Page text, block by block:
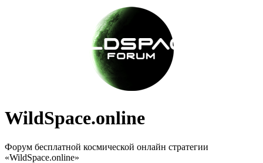
WildSpace.online
Форум бесплатной космической онлайн стратегии
«WildSpace.online»